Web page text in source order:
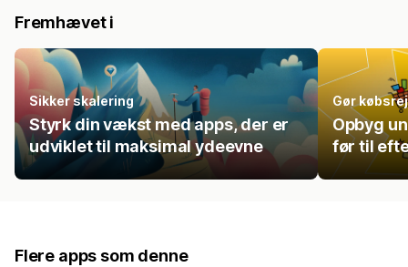
Fremhævet i
Sikker skalering
Styrk din vækst med apps, der er
udviklet til maksimal ydeevne
Gør
Opbyg
før til
Flere apps som denne